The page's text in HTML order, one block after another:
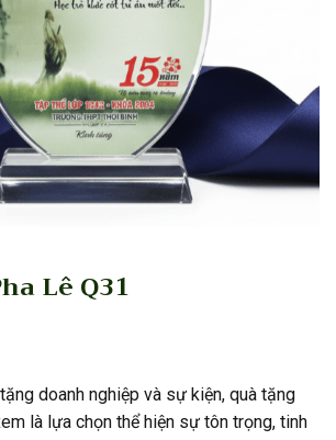
Lê Q31
doanh nghiệp và sự kiện, quà tặng
là lựa chọn thể hiện sự tôn trọng, tinh